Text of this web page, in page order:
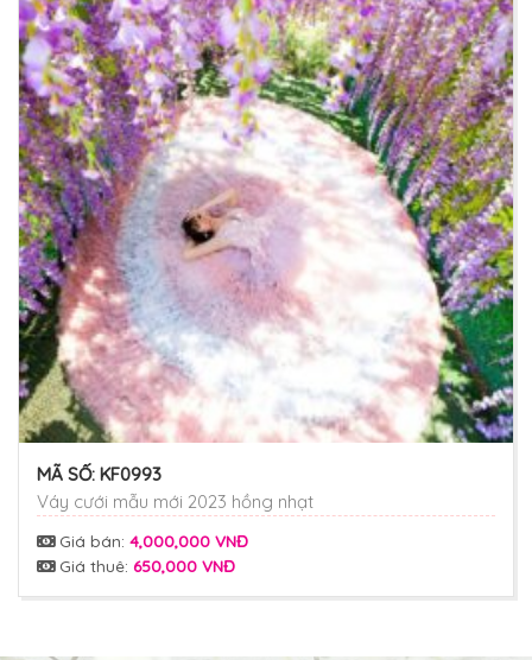
MÃ SỐ: KF0993
Váy cưới mẫu mới 2023 hồng nhạt
Giá bán: 4,000,000 VNĐ
Giá thuê: 650,000 VNĐ